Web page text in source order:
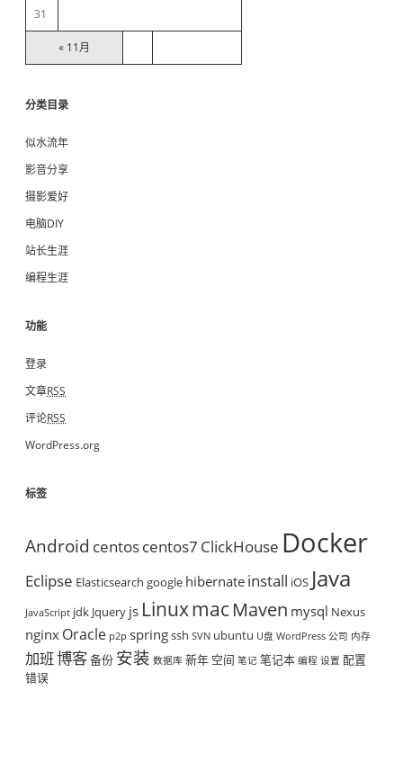
« 11月
31
分类目录
似水流年
影音分享
摄影爱好
电脑DIY
站长生涯
编程生涯
功能
登录
文章RSS
评论RSS
WordPress.org
标签
Android centoscentos7 ClickHouse Docker
Eclipse Elasticsearch google hibernate install iOS Java
JavaScript jdk Jquery js LinuxmacMaven mysql Nexus
nginx Oracle p2p springssh SVN ubuntu U盘 WordPress 公司 内存
加班博客备份 安装 数据库 新年 空间 笔记 笔记本 编程 设置 配置
错误